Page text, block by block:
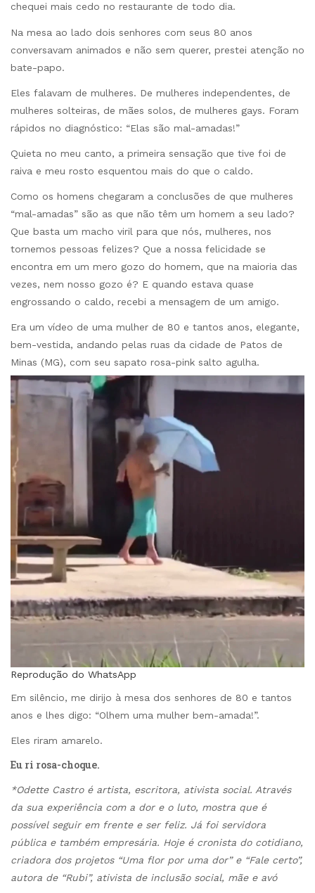
chequei mais cedo no restaurante de todo dia.
Na mesa ao lado dois senhores com seus 80 anos
conversavam animados e não sem querer, prestei atenção no
bate-papo.
Eles falavam de mulheres. De mulheres independentes, de
mulheres solteiras, de mães solos, de mulheres gays. Foram
rápidos no diagnóstico: “Elas são mal-amadas!”
Quieta no meu canto, a primeira sensação que tive foi de
raiva e meu rosto esquentou mais do que o caldo.
Como os homens chegaram a conclusões de que mulheres
“mal-amadas” são as que não têm um homem a seu lado?
Que basta um macho viril para que nós, mulheres, nos
tornemos pessoas felizes? Que a nossa felicidade se
encontra em um mero gozo do homem, que na maioria das
vezes, nem nosso gozo é? E quando estava quase
engrossando o caldo, recebi a mensagem de um amigo.
Era um vídeo de uma mulher de 80 e tantos anos, elegante,
bem-vestida, andando pelas ruas da cidade de Patos de
Minas (MG), com seu sapato rosa-pink salto agulha.
Reprodução do WhatsApp
Em silêncio, me dirijo à mesa dos senhores de 80 e tantos
anos e lhes digo: “Olhem uma mulher bem-amada!”.
Eles riram amarelo.
Eu ri rosa-choque.
*Odette Castro é artista, escritora, ativista social. Através
da sua experiência com a dor e o luto, mostra que é
possível seguir em frente e ser feliz. Já foi servidora
pública e também empresária. Hoje é cronista do cotidiano,
criadora dos projetos “Uma flor por uma dor” e “Fale certo”,
autora de “Rubi”, ativista de inclusão social, mãe e avó